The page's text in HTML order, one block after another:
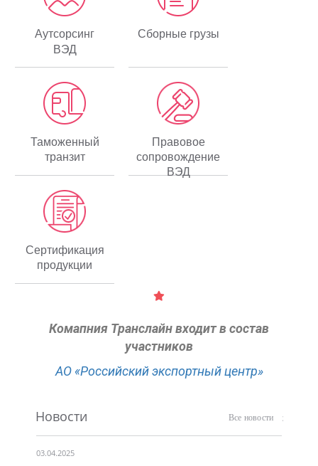
Аутсорсинг
ВЭД
Сборные грузы
Таможенный
транзит
Правовое
сопровождение
ВЭД
Сертификация
продукции
Комапния Транслайн входит в состав
участников
АО «Российский экспортный центр»
Новости Все новости
03.04.2025